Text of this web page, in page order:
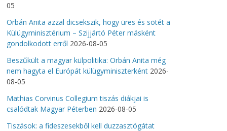
05
Orbán Anita azzal dicsekszik, hogy üres és sötét a
Külügyminisztérium – Szijjártó Péter másként
gondolkodott erről 2026-08-05
Beszűkült a magyar külpolitika: Orbán Anita még
nem hagyta el Európát külügyminiszterként 2026-
08-05
Mathias Corvinus Collegium tiszás diákjai is
csalódtak Magyar Péterben 2026-08-05
Tiszások: a fideszesekből kell duzzasztógátat